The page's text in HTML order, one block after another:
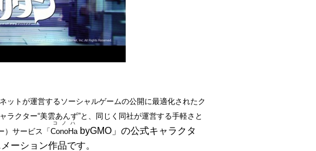
トが運営するソーシャルゲームの公開に最適化されたク
クター“美雲あんず”と、同じく同社が運営する手軽さと
）サービス「 ConoHa
コノハ
byGMO 」の公式キャラクタ
ーション作品です。